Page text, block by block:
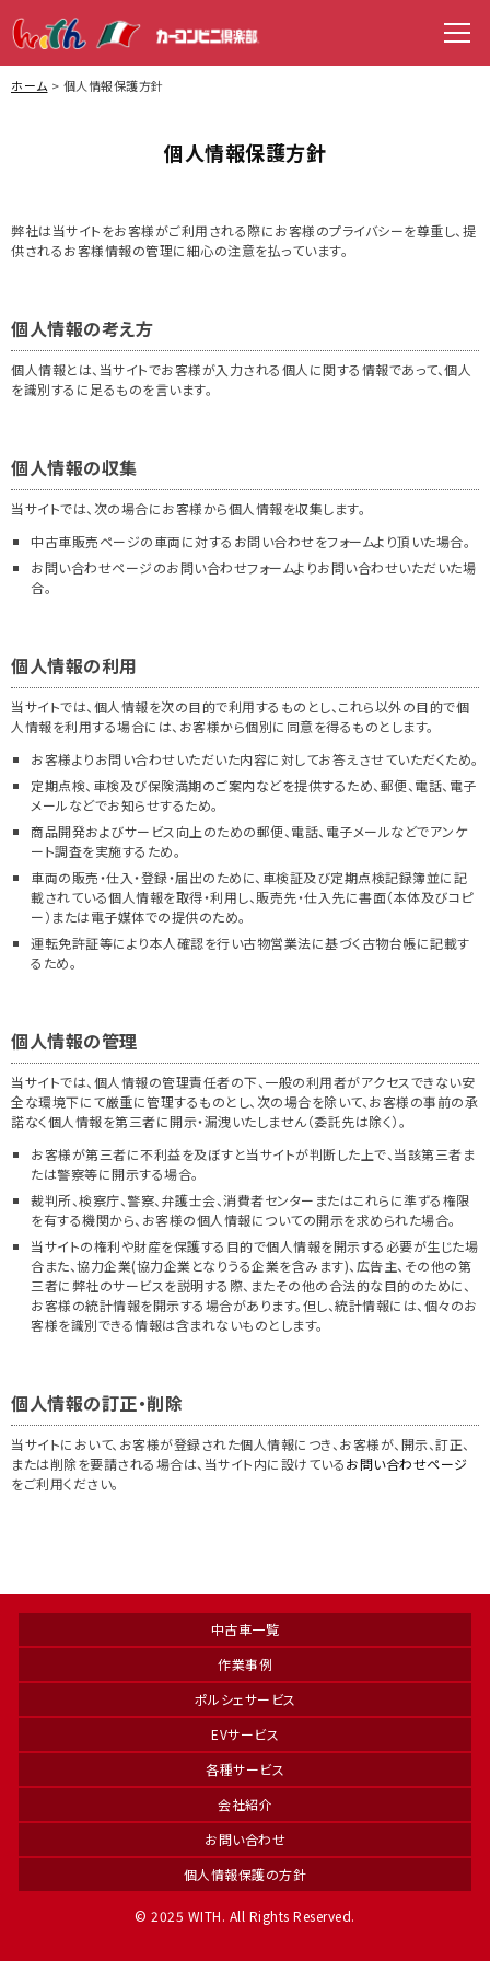
menu
ホーム 個人情報保護方針
個人情報保護方針
弊社は当サイトをお客様がご利用される際にお客様のプライバシーを尊重し、提
供されるお客様情報の管理に細心の注意を払っています。
個人情報の考え方
個人情報とは、当サイトでお客様が入力される個人に関する情報であって、個人
を識別するに足るものを言います。
個人情報の収集
当サイトでは、次の場合にお客様から個人情報を収集します。
中古車販売ページの車両に対するお問い合わせをフォームより頂いた場合。
お問い合わせページのお問い合わせフォームよりお問い合わせいただいた場
合。
個人情報の利用
当サイトでは、個人情報を次の目的で利用するものとし、これら以外の目的で個
人情報を利用する場合には、お客様から個別に同意を得るものとします。
お客様よりお問い合わせいただいた内容に対してお答えさせていただくため。
定期点検、車検及び保険満期のご案内などを提供するため、郵便、電話、電子
メールなどでお知らせするため。
商品開発およびサービス向上のための郵便、電話、電子メールなどでアンケ
ート調査を実施するため。
車両の販売・仕入・登録・届出のために、車検証及び定期点検記録簿並に記
載されている個人情報を取得・利用し、販売先・仕入先に書面（本体及びコピ
ー）または電子媒体での提供のため。
運転免許証等により本人確認を行い古物営業法に基づく古物台帳に記載す
るため。
個人情報の管理
当サイトでは、個人情報の管理責任者の下、一般の利用者がアクセスできない安
全な環境下にて厳重に管理するものとし、次の場合を除いて、お客様の事前の承
諾なく個人情報を第三者に開示・漏洩いたしません（委託先は除く）。
お客様が第三者に不利益を及ぼすと当サイトが判断した上で、当該第三者ま
たは警察等に開示する場合。
裁判所、検察庁、警察、弁護士会、消費者センターまたはこれらに準ずる権限
を有する機関から、お客様の個人情報についての開示を求められた場合。
当サイトの権利や財産を保護する目的で個人情報を開示する必要が生じた場
合また、協力企業(協力企業となりうる企業を含みます)、広告主、その他の第
三者に弊社のサービスを説明する際、またその他の合法的な目的のために、
お客様の統計情報を開示する場合があります。但し、統計情報には、個々のお
客様を識別できる情報は含まれないものとします。
個人情報の訂正・削除
当サイトにおいて、お客様が登録された個人情報につき、お客様が、開示、訂正、
または削除を要請される場合は、当サイト内に設けているお問い合わせページ
をご利用ください。
中古車一覧
作業事例
ポルシェサービス
EVサービス
各種サービス
会社紹介
お問い合わせ
個人情報保護の方針
© 2025 WITH. All Rights Reserved.